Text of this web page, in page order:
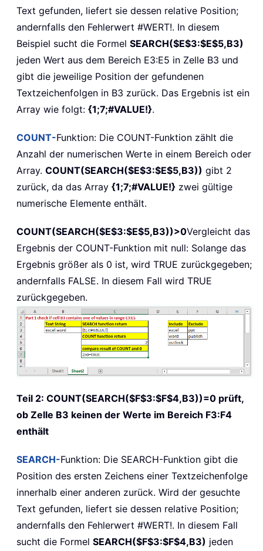
Text gefunden, liefert sie dessen relative Position;
andernfalls den Fehlerwert #WERT!. In diesem
Beispiel sucht die Formel SEARCH($E$3:$E$5,B3)
jeden Wert aus dem Bereich E3:E5 in Zelle B3 und
gibt die jeweilige Position der gefundenen
Textzeichenfolgen in B3 zurück. Das Ergebnis ist ein
Array wie folgt: {1;7;#VALUE!}.
COUNT-Funktion: Die COUNT-Funktion zählt die
Anzahl der numerischen Werte in einem Bereich oder
Array. COUNT(SEARCH($E$3:$E$5,B3)) gibt 2
zurück, da das Array {1;7;#VALUE!} zwei gültige
numerische Elemente enthält.
COUNT(SEARCH($E$3:$E$5,B3))>0Vergleicht das
Ergebnis der COUNT-Funktion mit null: Solange das
Ergebnis größer als 0 ist, wird TRUE zurückgegeben;
andernfalls FALSE. In diesem Fall wird TRUE
zurückgegeben.
Teil 2: COUNT(SEARCH($F$3:$F$4,B3))=0 prüft,
ob Zelle B3 keinen der Werte im Bereich F3:F4
enthält
SEARCH-Funktion: Die SEARCH-Funktion gibt die
Position des ersten Zeichens einer Textzeichenfolge
innerhalb einer anderen zurück. Wird der gesuchte
Text gefunden, liefert sie dessen relative Position;
andernfalls den Fehlerwert #WERT!. In diesem Fall
sucht die Formel SEARCH($F$3:$F$4,B3) jeden